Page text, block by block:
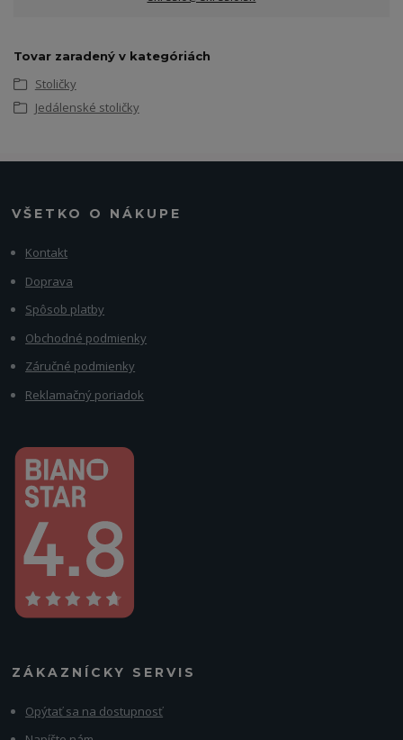
Tovar zaradený v kategóriách
Stoličky
Jedálenské stoličky
VŠETKO O NÁKUPE
Kontakt
Doprava
Spôsob platby
Obchodné podmienky
Záručné podmienky
Reklamačný poriadok
ZÁKAZNÍCKY SERVIS
Opýtať sa na dostupnosť